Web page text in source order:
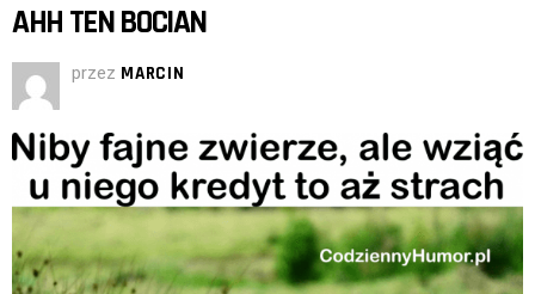
AHH TEN BOCIAN
przez MARCIN